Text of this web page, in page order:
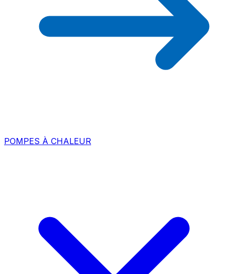
POMPES À CHALEUR